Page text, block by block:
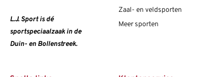
L.J. Sport is dé
sportspeciaalzaak in de
Duin- en Bollenstreek.
Zaal- en veldsporten
Meer sporten